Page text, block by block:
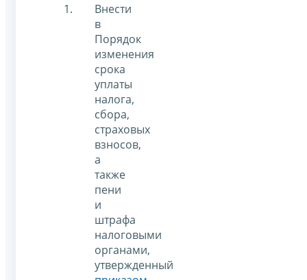
Внести
в
Порядок
изменения
срока
уплаты
налога,
сбора,
страховых
взносов,
а
также
пени
и
штрафа
налоговыми
органами,
утвержденный